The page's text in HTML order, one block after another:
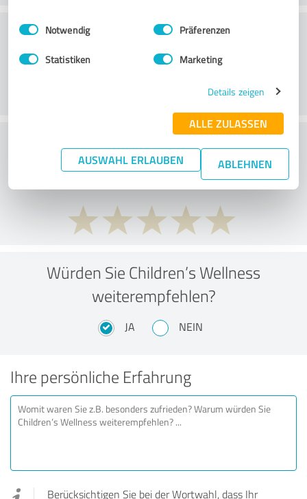
Impressum Datenschutzbestimmungen
Einwilligungsauswahl
Notwendig Präferenzen
Statistiken Marketing
Details zeigen
ALLE ZULASSEN
AUSWAHL ERLAUBEN ABLEHNEN
Kundenservice
Wie beurteilen Sie das
Preis-/Leistungsverhältnis?
Würden Sie Children’s Wellness
weiterempfehlen?
JA NEIN
Ihre persönliche Erfahrung
Berücksichtigen Sie bei der Wortwahl, dass Ihr